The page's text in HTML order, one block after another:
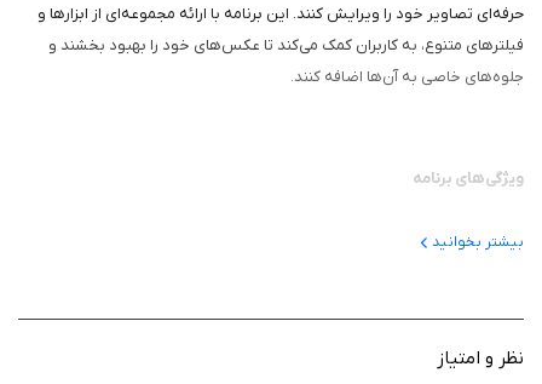
حرفه‌ای تصاویر خود را ویرایش کنند. این برنامه با ارائه مجموعه‌ای از ابزارها و
فیلترهای متنوع، به کاربران کمک می‌کند تا عکس‌های خود را بهبود بخشند و
جلوه‌های خاصی به آن‌ها اضافه کنند.
ویژگی‌های برنامه
و کنتراست، و همچنین تنظیم رنگ‌ها به راحتی در دسترس هستند. این
امکانات به کاربران این امکان را می‌دهد که تغییرات دلخواه خود را بر
بیشتر بخوانید
نظر و امتیاز